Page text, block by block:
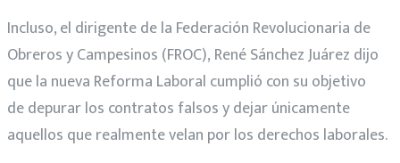
Incluso, el dirigente de la Federación Revolucionaria de
Obreros y Campesinos (FROC), René Sánchez Juárez dijo
que la nueva Reforma Laboral cumplió con su objetivo
de depurar los contratos falsos y dejar únicamente
aquellos que realmente velan por los derechos laborales.